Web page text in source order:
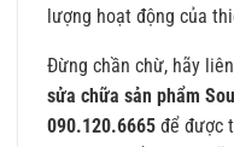
lượng hoạt động của
Đừng chần chừ, hãy
sửa chữa sản phẩm
090.120.6665 để được